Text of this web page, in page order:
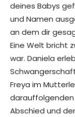
deines Babys
und Namen
an dem dir
Eine Welt bricht
war. Daniela
Freya im
Abschied und